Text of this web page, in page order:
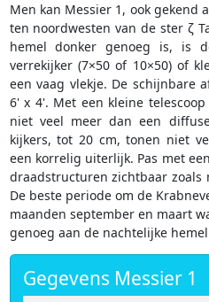
Men kan Messier 1, ook gekend
ten noordwesten van de ster ζ
hemel donker genoeg is, is
verrekijker (7×50 of 10×50) of
een vaag vlekje. De schijnbare
6' x 4'. Met een kleine
niet veel meer dan een
kijkers, tot 20 cm, tonen niet
een korrelig uiterlijk. Pas met
draadstructuren zichtbaar zoals
De beste periode om de
maanden september en maart
genoeg aan de nachtelijke
Gegevens Messier 1